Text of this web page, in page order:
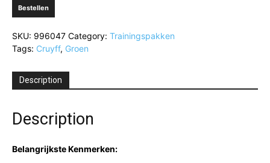
Bestellen
SKU: 996047 Category: Trainingspakken
Tags: Cruyff, Groen
Description
Description
Belangrijkste Kenmerken: